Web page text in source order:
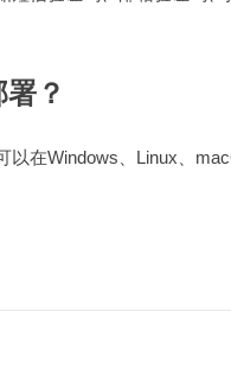
？
以在Windows、Linux、